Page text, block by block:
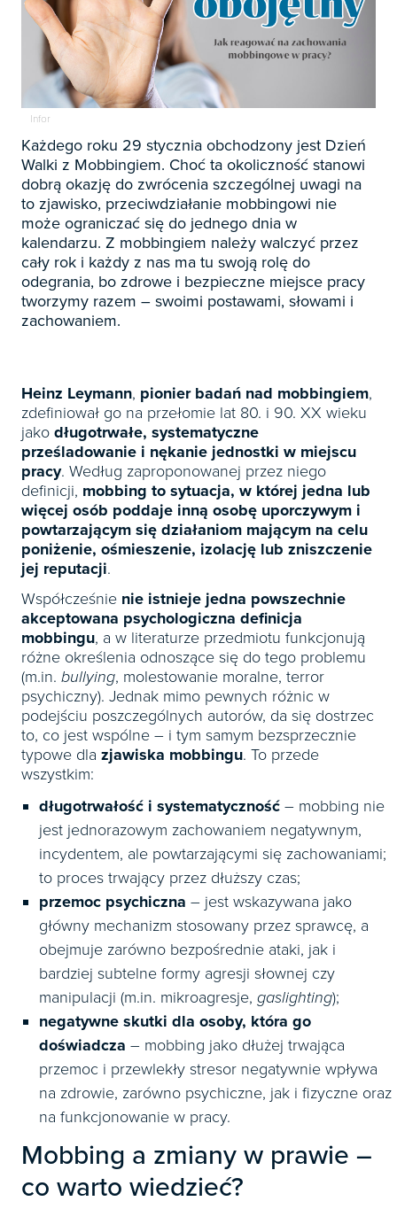
Zapowiedzi
Prenumerata 2026 
Szkolenia 
Księgowość
Kadry
Biznes / Zarządzanie
Sygnaliści 
Prawo Pracy i ZUS 
Czasopisma
E-wydania
Książki
Rachunkowość i finanse 
Czasopisma
E-wydania
Webinaria
Rachunkowość budżetowa 
Czasopisma
E-booki
Webinaria
Podatki 
Książki
E-booki
Webinaria
E-wydania
Książki
E-booki
Webinaria
Samorząd i administracja 
Czasopisma
E-wydania
Książki
E-booki
Webinaria
INFORLEX 
Oprogramowanie 
Zarządzanie i HRM 
Czasopisma
E-wydania
E-booki
Webinaria
Prawo gospodarcze 
Czasopisma
Książki
E-booki
Webinaria
Prawo dla każdego 
Czasopisma
E-wydania
Książki
E-booki
Webinaria
Infor
Każdego roku 29 stycznia obchodzony jest Dzień
Walki z Mobbingiem. Choć ta okoliczność stanowi
dobrą okazję do zwrócenia szczególnej uwagi na
to zjawisko, przeciwdziałanie mobbingowi nie
może ograniczać się do jednego dnia w
kalendarzu. Z mobbingiem należy walczyć przez
cały rok i każdy z nas ma tu swoją rolę do
odegrania, bo zdrowe i bezpieczne miejsce pracy
tworzymy razem – swoimi postawami, słowami i
zachowaniem.
Heinz Leymann, pionier badań nad mobbingiem,
zdefiniował go na przełomie lat 80. i 90. XX wieku
jako długotrwałe, systematyczne
prześladowanie i nękanie jednostki w miejscu
pracy. Według zaproponowanej przez niego
definicji, mobbing to sytuacja, w której jedna lub
więcej osób poddaje inną osobę uporczywym i
powtarzającym się działaniom mającym na celu
poniżenie, ośmieszenie, izolację lub zniszczenie
jej reputacji.
Współcześnie nie istnieje jedna powszechnie
akceptowana psychologiczna definicja
mobbingu, a w literaturze przedmiotu funkcjonują
różne określenia odnoszące się do tego problemu
(m.in. bullying, molestowanie moralne, terror
psychiczny). Jednak mimo pewnych różnic w
podejściu poszczególnych autorów, da się dostrzec
to, co jest wspólne – i tym samym bezsprzecznie
typowe dla zjawiska mobbingu. To przede
wszystkim:
długotrwałość i systematyczność – mobbing nie
jest jednorazowym zachowaniem negatywnym,
incydentem, ale powtarzającymi się zachowaniami;
to proces trwający przez dłuższy czas;
przemoc psychiczna – jest wskazywana jako
główny mechanizm stosowany przez sprawcę, a
obejmuje zarówno bezpośrednie ataki, jak i
bardziej subtelne formy agresji słownej czy
manipulacji (m.in. mikroagresje, gaslighting);
negatywne skutki dla osoby, która go
doświadcza – mobbing jako dłużej trwająca
przemoc i przewlekły stresor negatywnie wpływa
na zdrowie, zarówno psychiczne, jak i fizyczne oraz
na funkcjonowanie w pracy.
Mobbing a zmiany w prawie –
co warto wiedzieć?